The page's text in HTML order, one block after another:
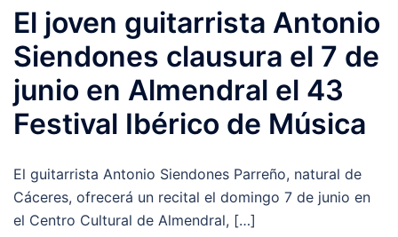
El joven guitarrista Antonio
Siendones clausura el 7 de
junio en Almendral el 43
Festival Ibérico de Música
El guitarrista Antonio Siendones Parreño, natural de
Cáceres, ofrecerá un recital el domingo 7 de junio en
el Centro Cultural de Almendral, […]